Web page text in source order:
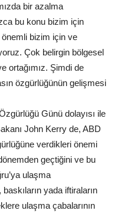
bir azalma
bu konu bizim için
bizim için ve
Çok belirgin bölgesel
ortağımız. Şimdi de
özgürlüğünün gelişmesi
Günü dolayısı ile
John Kerry de, ABD
verdikleri önemi
geçtiğini ve bu
ulaşma
yada iftiraların
ulaşma çabalarının